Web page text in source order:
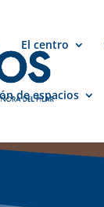
El centro
de espacios